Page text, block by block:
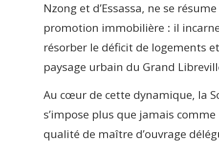
Nzong et d’Essassa, ne se
promotion immobilière : il
résorber le déficit de logements
paysage urbain du Grand
Au cœur de cette dynamique, la
s’impose plus que jamais comme
qualité de maître d’ouvrage